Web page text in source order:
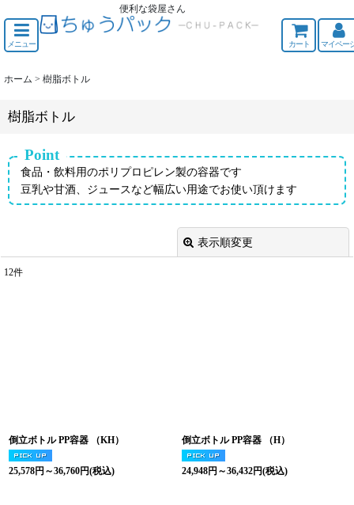
便利な袋屋さん
メニュー カート マイペー
ホーム > 樹脂ボトル
樹脂ボトル
Point
食品・飲料用のポリプロピレン製の容器です
豆乳や甘酒、ジュースなど幅広い用途でお使い頂けます
表示順変更
12件
倒立ボトル PP容器 （KH）
25,578円 ～36,760円(税込)
倒立ボトル PP容器 （H）
24,948円 ～36,432円(税込)